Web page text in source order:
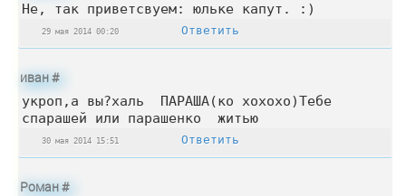
Не, так приветсвуем: юльке капут. :)
29 мая 2014 00:20 Ответить
иван#
укроп,а вы?халь ПАРАША(ко хохохо)Тебе
спарашей или парашенко житью
30 мая 2014 15:51 Ответить
Роман#